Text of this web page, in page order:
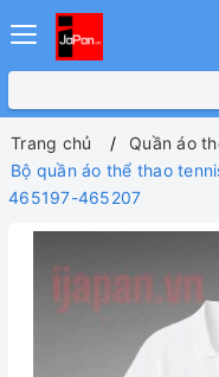
Trang chủ
Quần áo
Bộ quần áo thể thao
465197-465207